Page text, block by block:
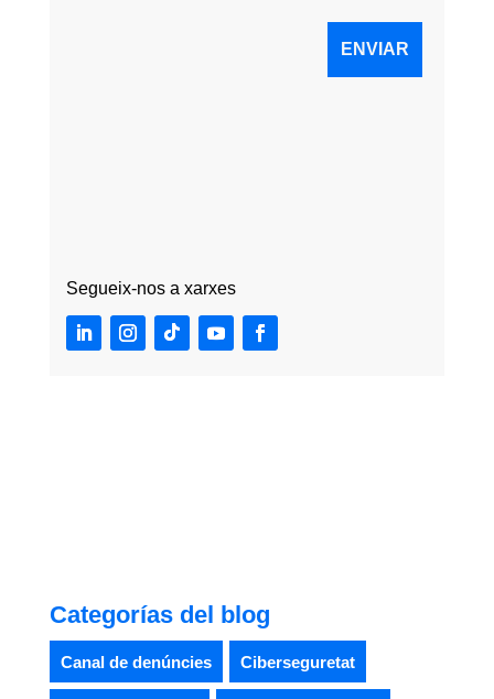
Segueix-nos a xarxes
Categorías del blog
Canal de denúncies Ciberseguretat